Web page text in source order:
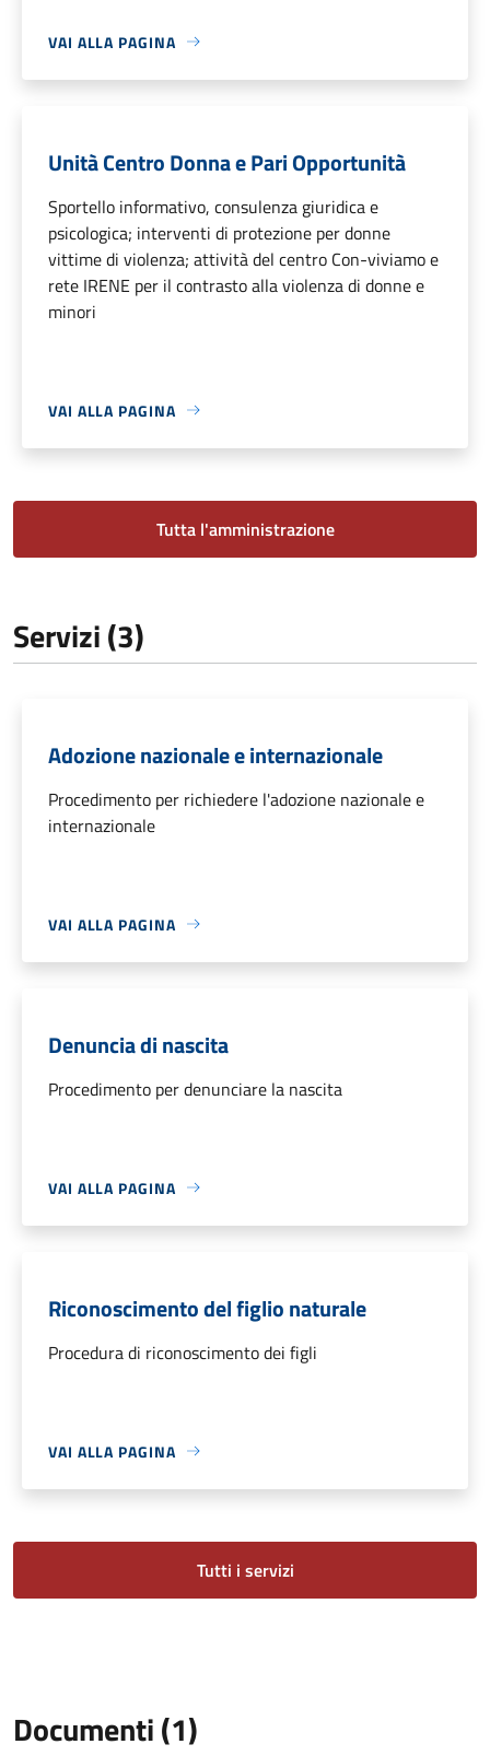
VAI ALLA PAGINA
Unità Centro Donna e Pari Opportunità
Sportello informativo, consulenza giuridica e
psicologica; interventi di protezione per donne
vittime di violenza; attività del centro Con-viviamo e
rete IRENE per il contrasto alla violenza di donne e
minori
VAI ALLA PAGINA
Tutta l'amministrazione
Servizi (3)
Adozione nazionale e internazionale
Procedimento per richiedere l'adozione nazionale e
internazionale
VAI ALLA PAGINA
Denuncia di nascita
Procedimento per denunciare la nascita
VAI ALLA PAGINA
Riconoscimento del figlio naturale
Procedura di riconoscimento dei figli
VAI ALLA PAGINA
Tutti i servizi
Documenti (1)